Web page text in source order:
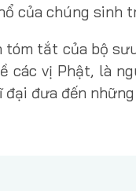
của chúng sinh
tóm tắt của bộ
các vị Phật, là
đưa đến